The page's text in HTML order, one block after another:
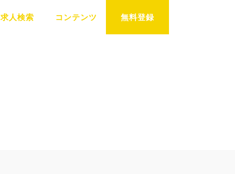
求人検索 コンテンツ 無料登録